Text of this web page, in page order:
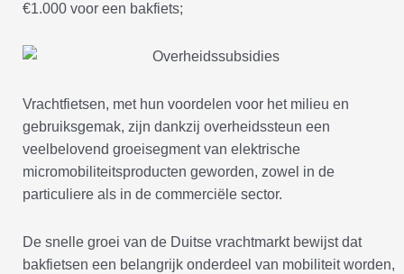
€1.000 voor een bakfiets;
Vrachtfietsen, met hun voordelen voor het milieu en
gebruiksgemak, zijn dankzij overheidssteun een
veelbelovend groeisegment van elektrische
micromobiliteitsproducten geworden, zowel in de
particuliere als in de commerciële sector.
De snelle groei van de Duitse vrachtmarkt bewijst dat
bakfietsen een belangrijk onderdeel van mobiliteit worden,